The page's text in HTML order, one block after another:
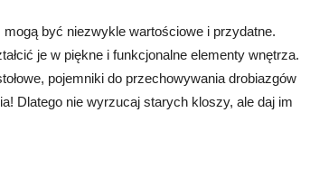
być niezwykle wartościowe i przydatne.
je w piękne i funkcjonalne elementy wnętrza.
pojemniki do przechowywania drobiazgów
Dlatego nie wyrzucaj starych kloszy, ale daj im